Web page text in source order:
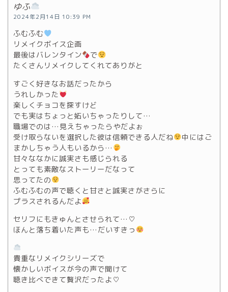
ゆふ
2024年2月14日 10:39 PM
ふむふむ
リメイクボイス企画
最後はバレンタイン
で
たくさんリメイクしてくれてありがと
すごく好きなお話だったから
うれしかった
楽しくチョコを探すけど
でも実はちょっと妬いちゃったりして…
職場でのは…見えちゃったらやだよぉ
受け取らないを選択した彼は信頼できる人だね
中にはご
まかしちゃう人もいるから…
甘々ななかに誠実さも感じられる
とっても素敵なストーリーだなって
思ってたの
ふむふむの声で聴くと甘さと誠実さがさらに
プラスされるんだよ
セリフにもきゅんとさせられて…♡
ほんと落ち着いた声も…だいすきっ
貴重なリメイクシリーズで
懐かしいボイスが今の声で聞けて
聴き比べできて贅沢だったよ♡